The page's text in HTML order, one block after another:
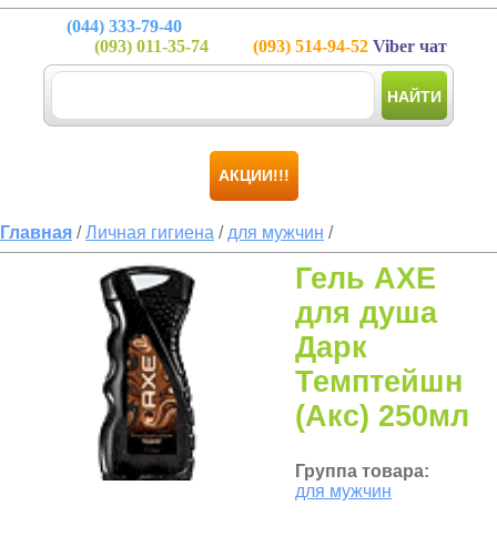
(044) 333-79-40
(093) 011-35-74 (093) 514-94-52 Viber чат
НАЙТИ
АКЦИИ!!!
Главная /Личная гигиена / для мужчин /
Гель AXE
для душа
Дарк
Темптейшн
(Акс) 250мл
Группа товара:
для мужчин